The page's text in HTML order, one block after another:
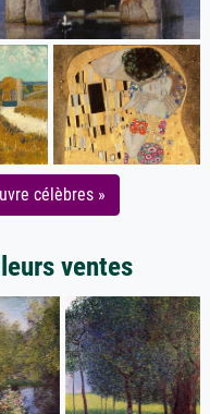
célèbres »
ventes